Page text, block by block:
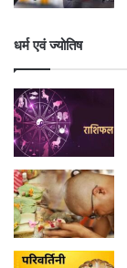
धर्म एवं ज्योतिष